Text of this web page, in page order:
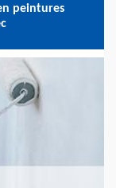
peintures